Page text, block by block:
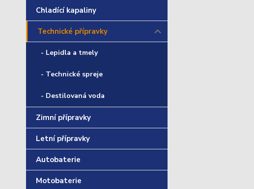
Chladící kapaliny
Technické přípravky
- Lepidla a tmely
- Technické spreje
- Destilovaná voda
Zimní přípravky
Letní přípravky
Autobaterie
Motobaterie